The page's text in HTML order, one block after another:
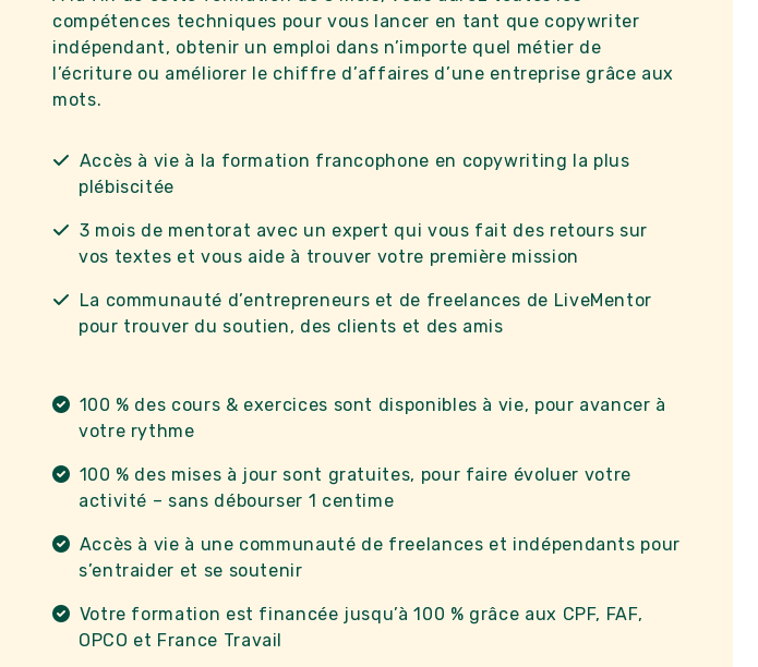
compétences techniques pour vous lancer en tant que copywriter
indépendant, obtenir un emploi dans n’importe quel métier de
l’écriture ou améliorer le chiffre d’affaires d’une entreprise grâce aux
mots.
Accès à vie à la formation francophone en copywriting la plus
plébiscitée
3 mois de mentorat avec un expert qui vous fait des retours sur
vos textes et vous aide à trouver votre première mission
La communauté d’entrepreneurs et de freelances de LiveMentor
pour trouver du soutien, des clients et des amis
100 % des cours & exercices sont disponibles à vie, pour avancer à
votre rythme
100 % des mises à jour sont gratuites, pour faire évoluer votre
activité – sans débourser 1 centime
Accès à vie à une communauté de freelances et indépendants pour
s’entraider et se soutenir
Votre formation est financée jusqu’à 100 % grâce aux CPF, FAF,
OPCO et France Travail